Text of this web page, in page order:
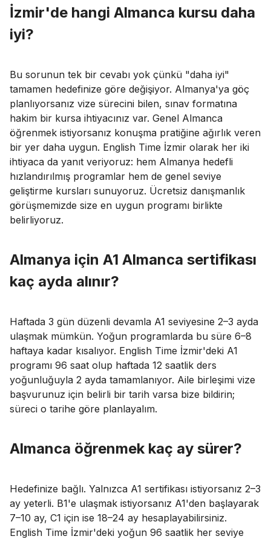
İzmir'de hangi Almanca kursu daha
iyi?
Bu sorunun tek bir cevabı yok çünkü "daha iyi"
tamamen hedefinize göre değişiyor. Almanya'ya göç
planlıyorsanız vize sürecini bilen, sınav formatına
hakim bir kursa ihtiyacınız var. Genel Almanca
öğrenmek istiyorsanız konuşma pratiğine ağırlık veren
bir yer daha uygun. English Time İzmir olarak her iki
ihtiyaca da yanıt veriyoruz: hem Almanya hedefli
hızlandırılmış programlar hem de genel seviye
geliştirme kursları sunuyoruz. Ücretsiz danışmanlık
görüşmemizde size en uygun programı birlikte
belirliyoruz.
Almanya için A1 Almanca sertifikası
kaç ayda alınır?
Haftada 3 gün düzenli devamla A1 seviyesine 2–3 ayda
ulaşmak mümkün. Yoğun programlarda bu süre 6–8
haftaya kadar kısalıyor. English Time İzmir'deki A1
programı 96 saat olup haftada 12 saatlik ders
yoğunluğuyla 2 ayda tamamlanıyor. Aile birleşimi vize
başvurunuz için belirli bir tarih varsa bize bildirin;
süreci o tarihe göre planlayalım.
Almanca öğrenmek kaç ay sürer?
Hedefinize bağlı. Yalnızca A1 sertifikası istiyorsanız 2–3
ay yeterli. B1'e ulaşmak istiyorsanız A1'den başlayarak
7–10 ay, C1 için ise 18–24 ay hesaplayabilirsiniz.
English Time İzmir'deki yoğun 96 saatlik her seviye